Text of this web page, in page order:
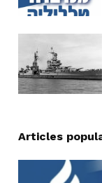
Articles